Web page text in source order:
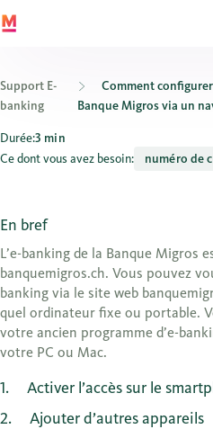
Support E-
banking
Comment
Banque Migros via un
Comment configurer ma
Durée:3 min
Ce dont vous avez besoin:
numéro de
En bref
L’e-banking de la Banque Migros
banquemigros.ch. Vous pouvez
banking via le site web
quel ordinateur fixe ou portable.
votre ancien programme d’e-
votre PC ou Mac.
1
Activer l’accès sur le
2
Ajouter d’autres appareils